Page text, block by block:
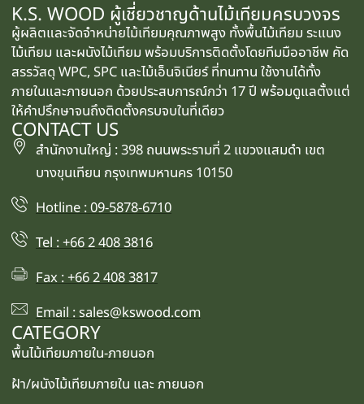
K.S. WOOD ผู้เชี่ยวชาญด้านไม้เทียมครบวงจร
ผู้ผลิตและจัดจำหน่ายไม้เทียมคุณภาพสูง ทั้งพื้นไม้เทียม ระแนง
ไม้เทียม และผนังไม้เทียม พร้อมบริการติดตั้งโดยทีมมืออาชีพ คัด
สรรวัสดุ WPC, SPC และไม้เอ็นจิเนียร์ ที่ทนทาน ใช้งานได้ทั้ง
ภายในและภายนอก ด้วยประสบการณ์กว่า 17 ปี พร้อมดูแลตั้งแต่
ให้คำปรึกษาจนถึงติดตั้งครบจบในที่เดียว
CONTACT US
สำนักงานใหญ่ : 398 ถนนพระรามที่ 2 แขวงแสมดำ เขต
บางขุนเทียน กรุงเทพมหานคร 10150
Hotline : 09-5878-6710
Tel : +66 2 408 3816
Fax : +66 2 408 3817
Email : sales@kswood.com
CATEGORY
พื้นไม้เทียมภายใน-ภายนอก
ฝ้า/ผนังไม้เทียมภายใน และ ภายนอก